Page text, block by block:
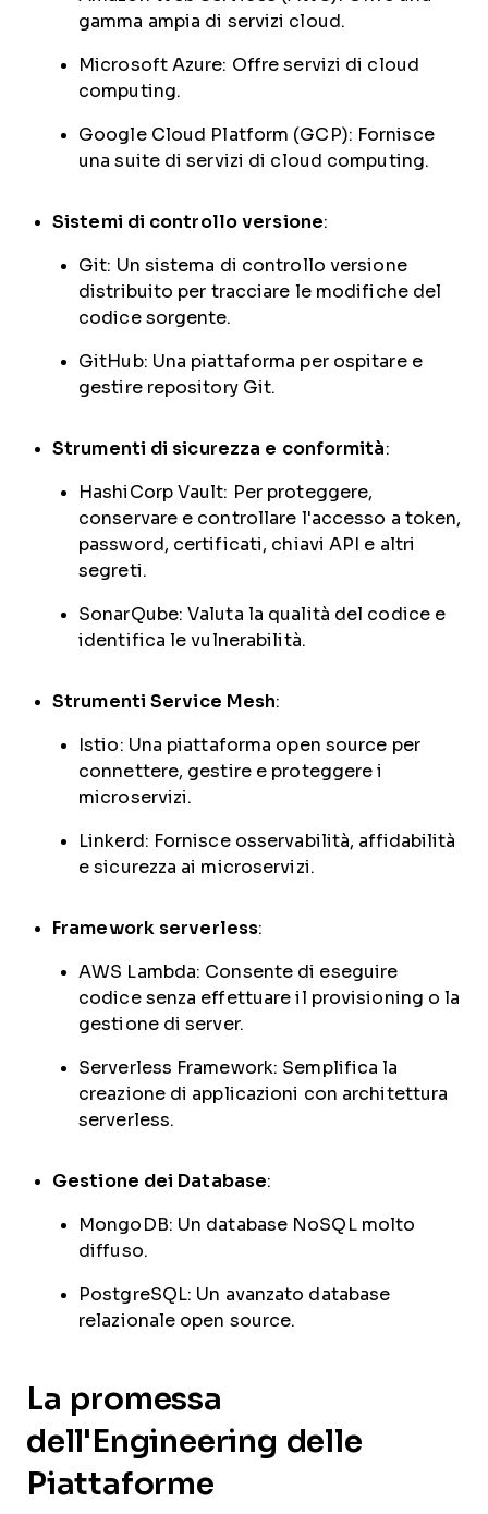
gamma ampia di servizi cloud.
Microsoft Azure: Offre servizi di cloud
computing.
Google Cloud Platform (GCP): Fornisce
una suite di servizi di cloud computing.
Sistemi di controllo versione:
Git: Un sistema di controllo versione
distribuito per tracciare le modifiche del
codice sorgente.
GitHub: Una piattaforma per ospitare e
gestire repository Git.
Strumenti di sicurezza e conformità:
HashiCorp Vault: Per proteggere,
conservare e controllare l'accesso a token,
password, certificati, chiavi API e altri
segreti.
SonarQube: Valuta la qualità del codice e
identifica le vulnerabilità.
Strumenti Service Mesh:
Istio: Una piattaforma open source per
connettere, gestire e proteggere i
microservizi.
Linkerd: Fornisce osservabilità, affidabilità
e sicurezza ai microservizi.
Framework serverless:
AWS Lambda: Consente di eseguire
codice senza effettuare il provisioning o la
gestione di server.
Serverless Framework: Semplifica la
creazione di applicazioni con architettura
serverless.
Gestione dei Database:
MongoDB: Un database NoSQL molto
diffuso.
PostgreSQL: Un avanzato database
relazionale open source.
La promessa
dell'Engineering delle
Piattaforme